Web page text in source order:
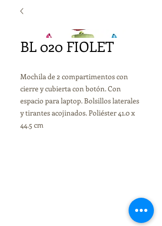
BL 020 FIOLET
Mochila de 2 compartimentos con
cierre y cubierta con botón. Con
espacio para laptop. Bolsillos laterales
y tirantes acojinados. Poliéster 41.0 x
44.5 cm